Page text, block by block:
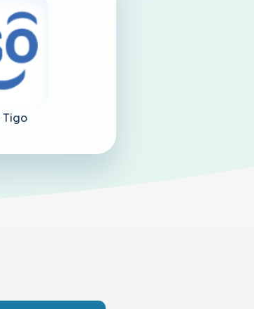
Tigo